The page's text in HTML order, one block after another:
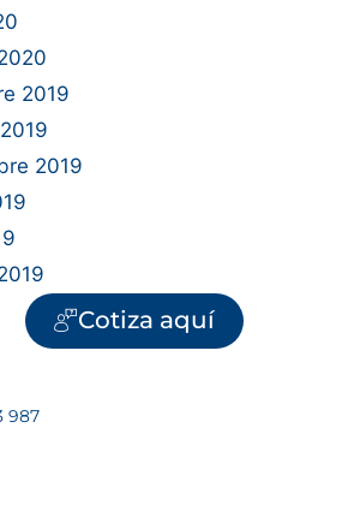
2019
2019
987
Cotiza aquí